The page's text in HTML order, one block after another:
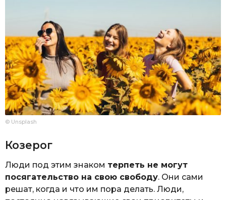
© Unsplash
Козерог
Люди под этим знаком терпеть не могут
посягательство на свою свободу. Они сами
решат, когда и что им пора делать. Люди,